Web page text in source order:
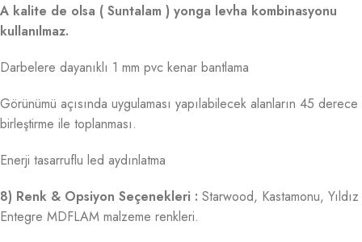
A kalite de olsa ( Suntalam ) yonga levha kombinasyonu
kullanılmaz.
Darbelere dayanıklı 1 mm pvc kenar bantlama
Görünümü açısında uygulaması yapılabilecek alanların 45 derece
birleştirme ile toplanması.
Enerji tasarruflu led aydınlatma
8) Renk & Opsiyon Seçenekleri : Starwood, Kastamonu, Yıldız
Entegre MDFLAM malzeme renkleri.